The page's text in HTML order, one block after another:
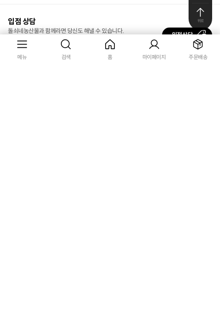
메뉴 검색 홈 마이페이지 주문배송
위로
입점 상담
돌쇠네농산물과 함께라면 당신도 해낼 수 있습니다.
상담 받고 고민을 해결해보세요.
입점상담